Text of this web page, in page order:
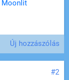
Moonlit
Új hozzászólás
#2